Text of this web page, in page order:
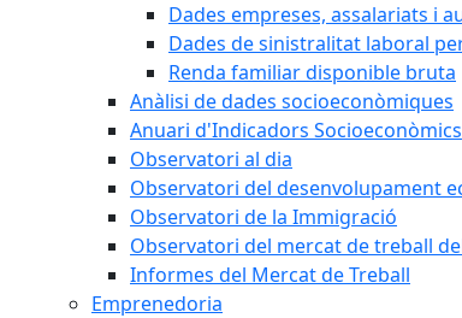
Dades empreses, assalariats i
Dades de sinistralitat laboral
Renda familiar disponible bruta
Anàlisi de dades socioeconòmiques
Anuari d'Indicadors Socioeconòmics
Observatori al dia
Observatori del desenvolupament
Observatori de la Immigració
Observatori del mercat de treball
Informes del Mercat de Treball
Emprenedoria